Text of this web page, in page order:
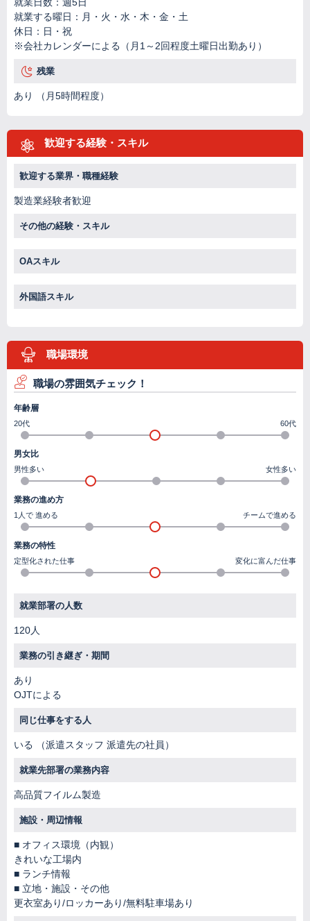
就業する曜日：月・火・水・木・金・土
休日：日・祝
※会社カレンダーによる（月1～2回程度土曜日出勤あり）
残業
あり （月5時間程度）
歓迎する経験・スキル
歓迎する業界・職種経験
製造業経験者歓迎
その他の経験・スキル
OAスキル
外国語スキル
職場環境
職場の雰囲気チェック！
年齢層
20代 60代
男女比
男性多い 女性多い
業務の進め方
1人で 進める チームで進める
業務の特性
定型化された仕事 変化に富んだ仕事
就業部署の人数
120人
業務の引き継ぎ・期間
あり
OJTによる
同じ仕事をする人
いる （派遣スタッフ 派遣先の社員）
就業先部署の業務内容
高品質フイルム製造
施設・周辺情報
オフィス環境（内観）
きれいな工場内
ランチ情報
立地・施設・その他
更衣室あり/ロッカーあり/無料駐車場あり